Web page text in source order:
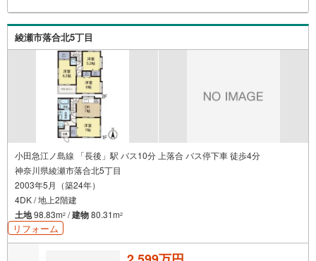
ナス】これから多くなる【教育費】住宅を買った後から始
まる【住宅ローン返済】65歳以上から必要になる【老後の
費用負担】住宅探しの【このタイミング】で不安な部分を
明確にしていきませんか？？ --------------
綾瀬市落合北5丁目
小田急江ノ島線 「長後」駅 バス10分 上落合 バス停下車 徒歩4分
神奈川県綾瀬市落合北5丁目
2003年5月（築24年）
4DK / 地上2階建
土地98.83m2 /建物80.31m2
リフォーム